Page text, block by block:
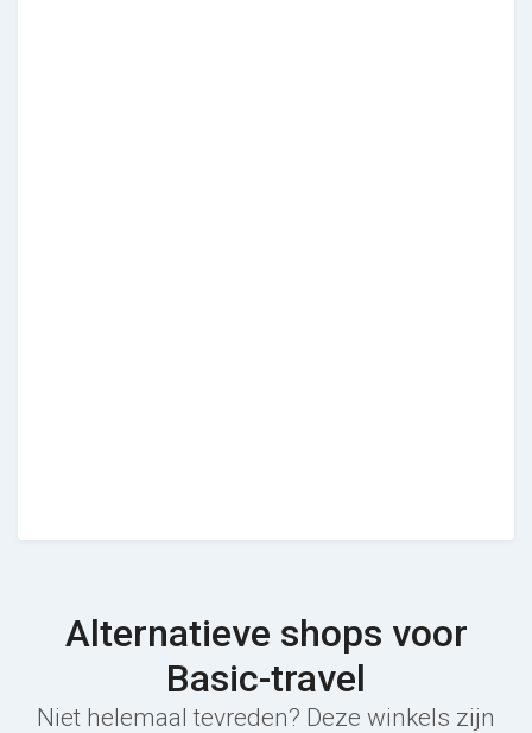
Alternatieve shops voor
Basic-travel
Niet helemaal tevreden? Deze winkels zijn